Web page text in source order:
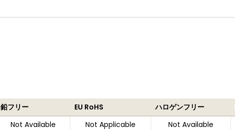
鉛フリー EU RoHS ハロゲンフリー
Not Available Not Applicable Not Available